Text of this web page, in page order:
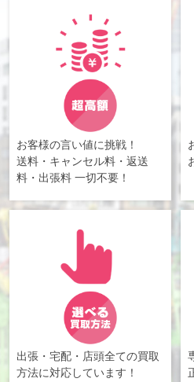
お客様の言い値に挑戦！
送料・キャンセル料・返送
料・出張料 一切不要！
出張・宅配・店頭全ての買取
方法に対応しています！